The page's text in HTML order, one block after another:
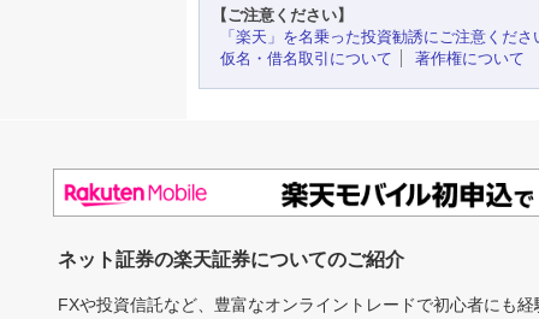
【ご注意ください】
「楽天」を名乗った投資勧誘にご注意くださ
仮名・借名取引について
著作権について
ネット証券の楽天証券についてのご紹介
FXや投資信託など、豊富なオンライントレードで初心者にも